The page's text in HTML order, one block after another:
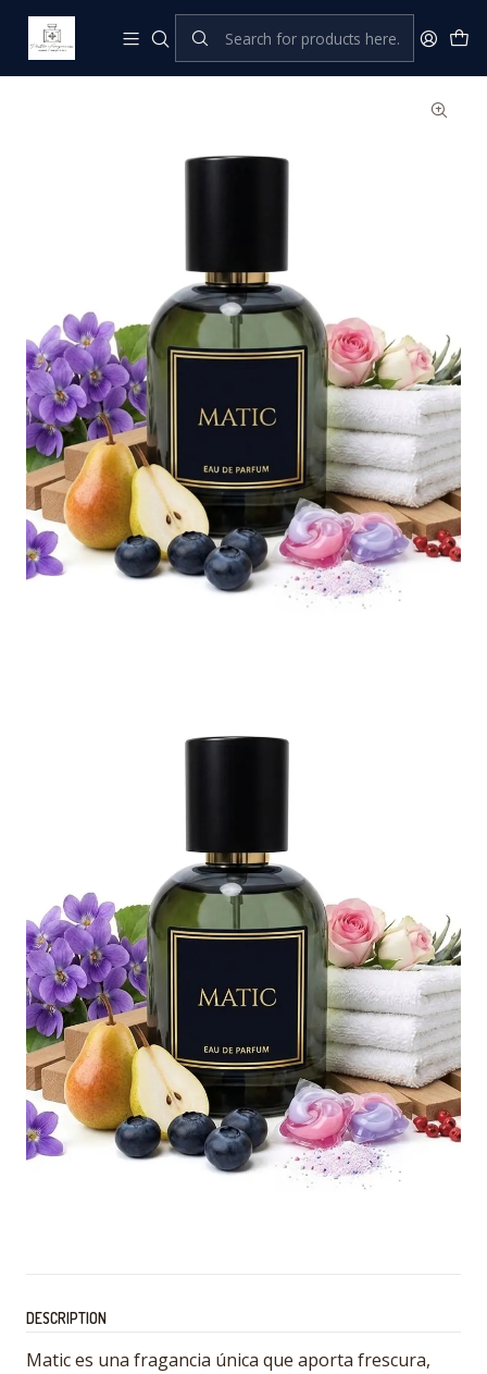
Home Pastor Privé Parfums Matic - Eau de Parfum 50 mL
DESCRIPTION
Matic es una fragancia única que aporta frescura,